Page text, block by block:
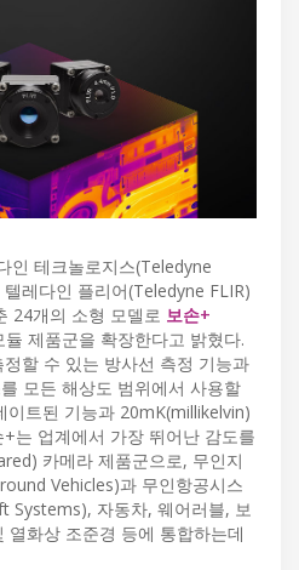
인 테크놀로지스(Teledyne
레다인 플리어(Teledyne FLIR)
24개의 소형 모델로 보손+
제품군을 확장한다고 밝혔다.
할 수 있는 방사선 측정 기능과
모든 해상도 범위에서 사용할
이트된 기능과 20mK(millikelvin)
는 업계에서 가장 뛰어난 감도를
카메라 제품군으로, 무인지
Vehicles)과 무인항공시스
Systems), 자동차, 웨어러블, 보
열화상 조준경 등에 통합하는데